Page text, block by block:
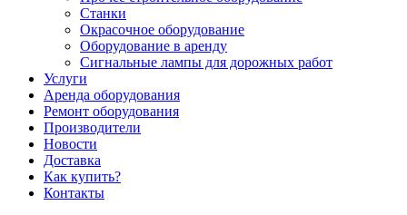
Станки
Окрасочное оборудование
Оборудование в аренду
Сигнальные лампы для дорожных работ
Услуги
Аренда оборудования
Ремонт оборудования
Производители
Новости
Доставка
Как купить?
Контакты